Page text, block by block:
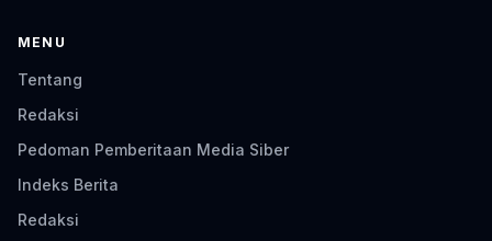
MENU
Tentang
Redaksi
Pedoman Pemberitaan Media Siber
Indeks Berita
Redaksi